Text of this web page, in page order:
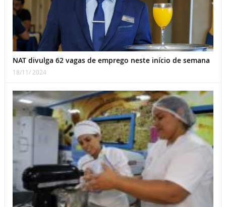
NAT divulga 62 vagas de emprego neste início de semana
18/11/ 2024